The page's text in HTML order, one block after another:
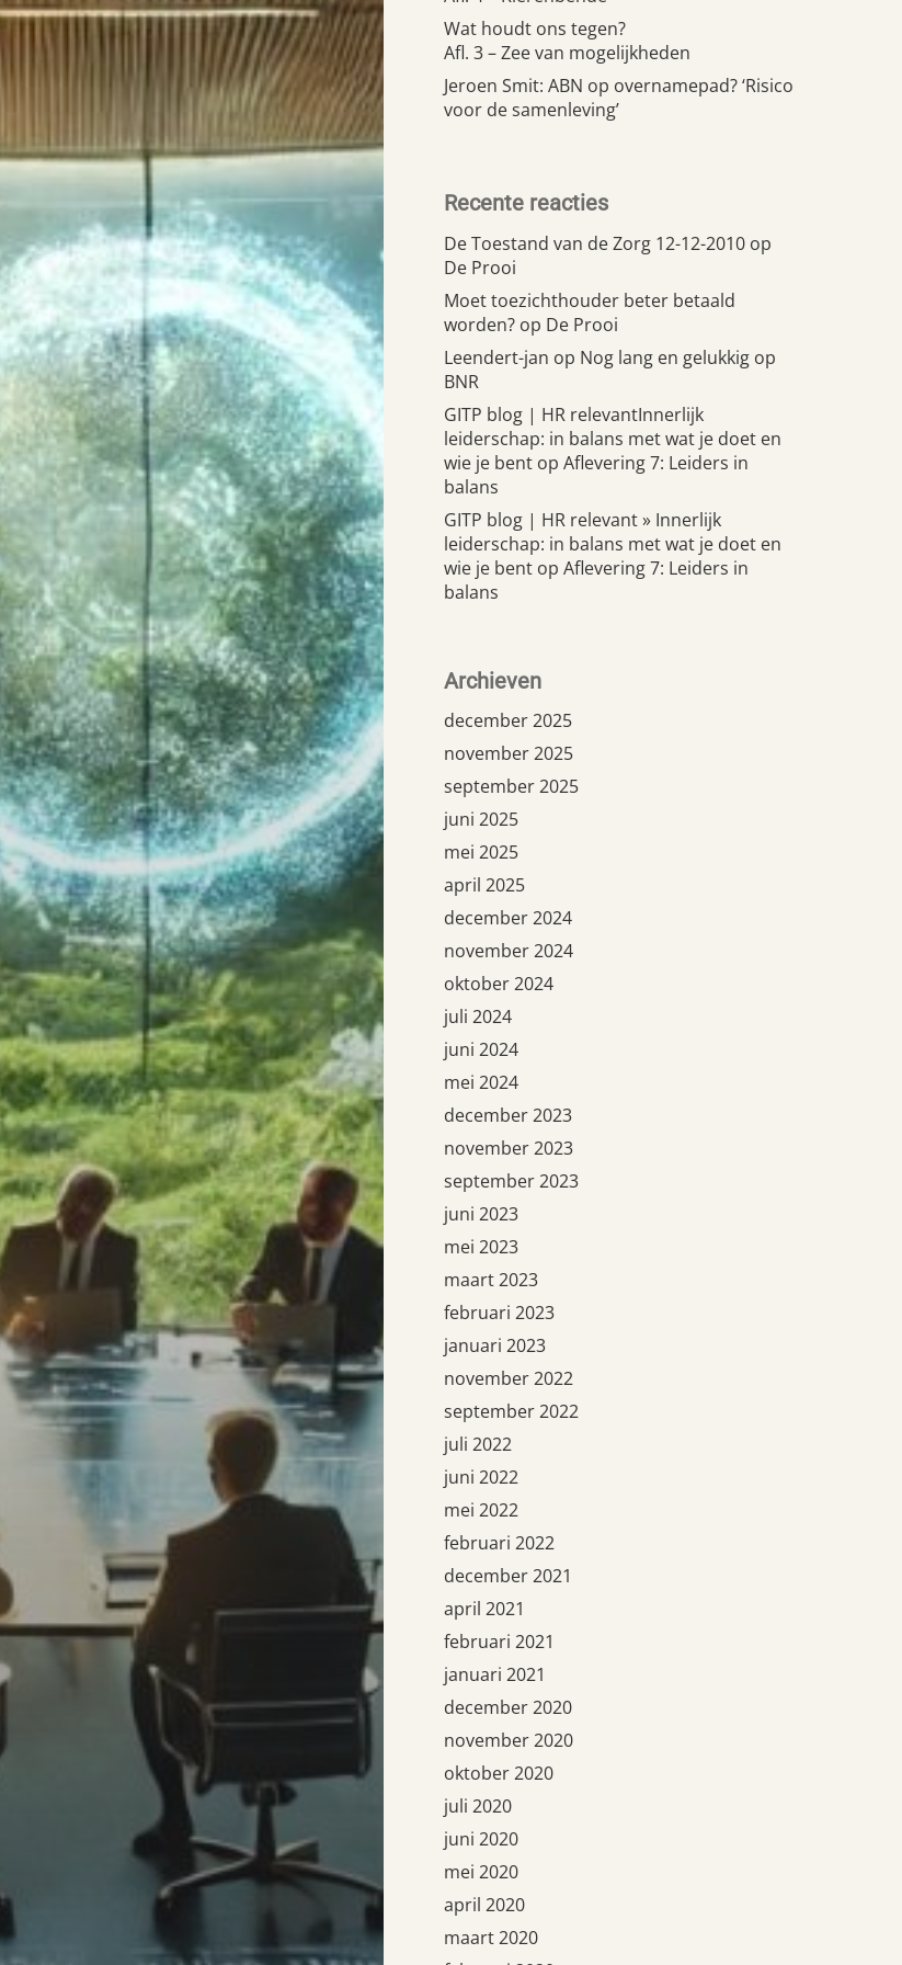
Wat houdt ons tegen?
Afl. 3 – Zee van mogelijkheden
Jeroen Smit: ABN op overnamepad? ‘Risico
voor de samenleving’
Recente reacties
De Toestand van de Zorg 12-12-2010op
De Prooi
Moet toezichthouder beter betaald
worden?op De Prooi
Leendert-jan op Nog lang en gelukkig op
BNR
GITP blog | HR relevantInnerlijk
leiderschap: in balans met wat je doet en
wie je bentop Aflevering 7: Leiders in
balans
GITP blog | HR relevant » Innerlijk
leiderschap: in balans met wat je doet en
wie je bentop Aflevering 7: Leiders in
balans
Archieven
december 2025
november 2025
september 2025
juni 2025
mei 2025
april 2025
december 2024
november 2024
oktober 2024
juli 2024
juni 2024
mei 2024
december 2023
november 2023
september 2023
juni 2023
mei 2023
maart 2023
februari 2023
januari 2023
november 2022
september 2022
juli 2022
juni 2022
mei 2022
februari 2022
december 2021
april 2021
februari 2021
januari 2021
december 2020
november 2020
oktober 2020
juli 2020
juni 2020
mei 2020
april 2020
maart 2020